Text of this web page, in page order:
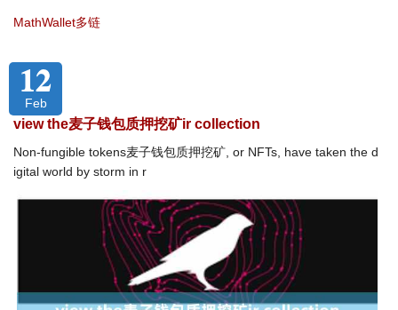
MathWallet多链
12
Feb
view the麦子钱包质押挖矿ir collection
Non-fungible tokens麦子钱包质押挖矿, or NFTs, have taken the d
igital world by storm in r